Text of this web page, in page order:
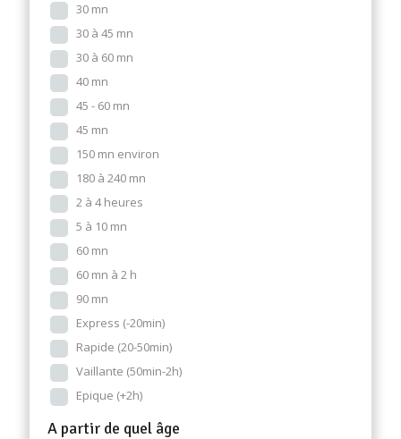
30 mn
30 à 45 mn
30 à 60 mn
40 mn
45 - 60 mn
45 mn
150 mn environ
180 à 240 mn
2 à 4 heures
5 à 10 mn
60 mn
60 mn à 2 h
90 mn
Express (-20min)
Rapide (20-50min)
Vaillante (50min-2h)
Epique (+2h)
A partir de quel âge